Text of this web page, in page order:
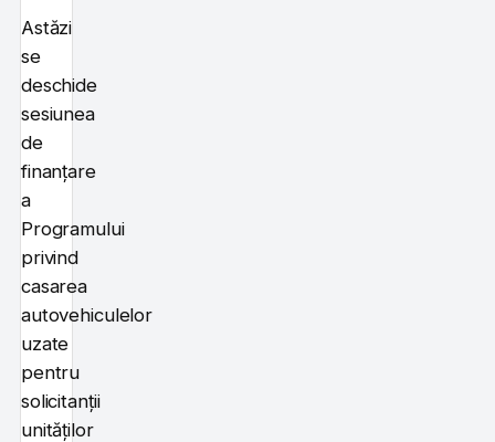
Astăzi
se
deschide
sesiunea
de
finanțare
a
Programului
privind
casarea
autovehiculelor
uzate
pentru
solicitanții
unităților